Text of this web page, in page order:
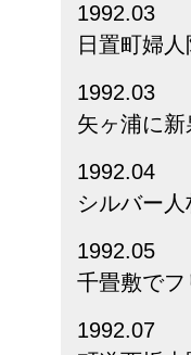
1992.03
日置町婦
1992.03
矢ヶ浦に新
1992.04
シルバー
1992.05
千畳敷で
1992.07